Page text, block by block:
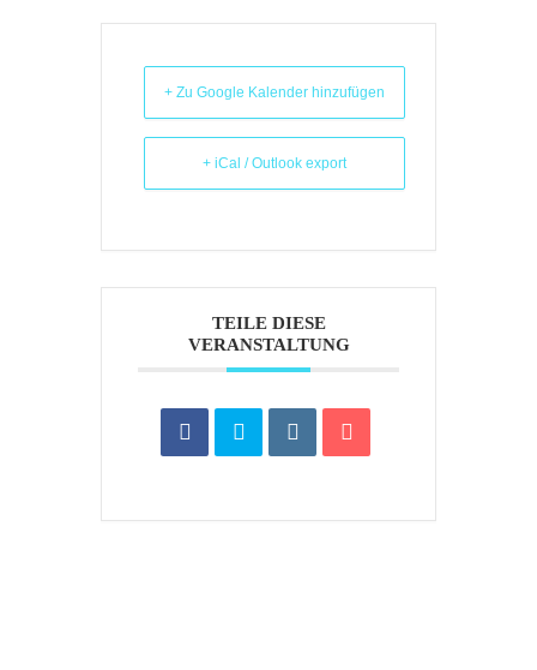
+ Zu Google Kalender hinzufügen
+ iCal / Outlook export
TEILE DIESE
VERANSTALTUNG